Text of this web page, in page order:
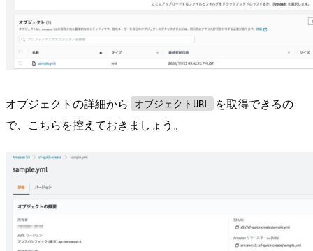
オブジェクトの詳細から オブジェクトURL
を取得できるの
で、こちらを控えておきましょう。